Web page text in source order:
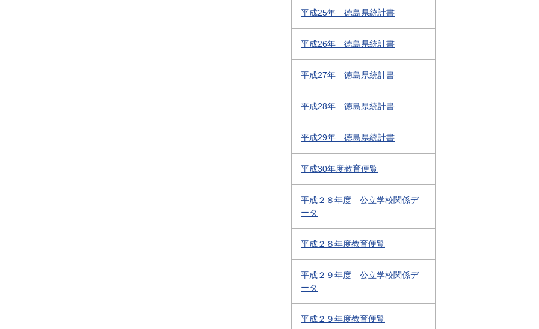
平成25年 徳島県統計書
平成26年 徳島県統計書
平成27年 徳島県統計書
平成28年 徳島県統計書
平成29年 徳島県統計書
平成30年度教育便覧
平成２８年度 公立学校関係デ
ータ
平成２８年度教育便覧
平成２９年度 公立学校関係デ
ータ
平成２９年度教育便覧